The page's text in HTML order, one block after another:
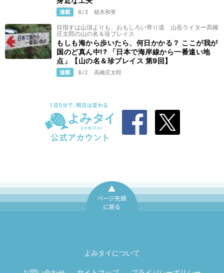
連載 8/3 植木和実
目指すは山頂よりも、おもしろい寄り道 山岳ライター高橋
庄太郎の山の名＆珍プレイス
もしも海から歩いたら、何日かかる？ ここが我が
国のど真ん中!? 「日本で海岸線から一番遠い地
点」【山の名＆珍プレイス 第9回】
連載 8/2 高橋庄太郎
よみタイについて